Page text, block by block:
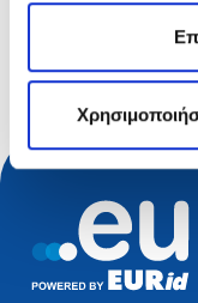
Ερώτηση